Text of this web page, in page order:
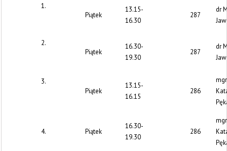
1.
Piątek
13.15-
16.30
287
dr
2.
Piątek
16.30-
19.30
287
dr
3.
Piątek
13.15-
16.15
286
mgr
4. Piątek
16.30-
19.30
286
mgr